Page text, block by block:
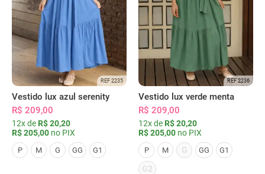
REF 2235
Vestido lux azul serenity
R$ 209,00
12x de R$ 20,20
R$ 205,00 no PIX
P M G GG G1
REF 2236
Vestido lux verde menta
R$ 209,00
12x de R$ 20,20
R$ 205,00 no PIX
P M G GG G1
G2